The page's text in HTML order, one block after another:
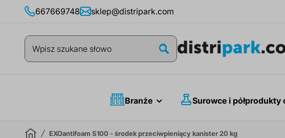
Przejdź
treści
667669748 sklep@distripark.com
Szukaj
Szukaj
Branże Surowce i półprodukty
EXOantifoam S100 - środek przeciwpieniący kanister 20 kg